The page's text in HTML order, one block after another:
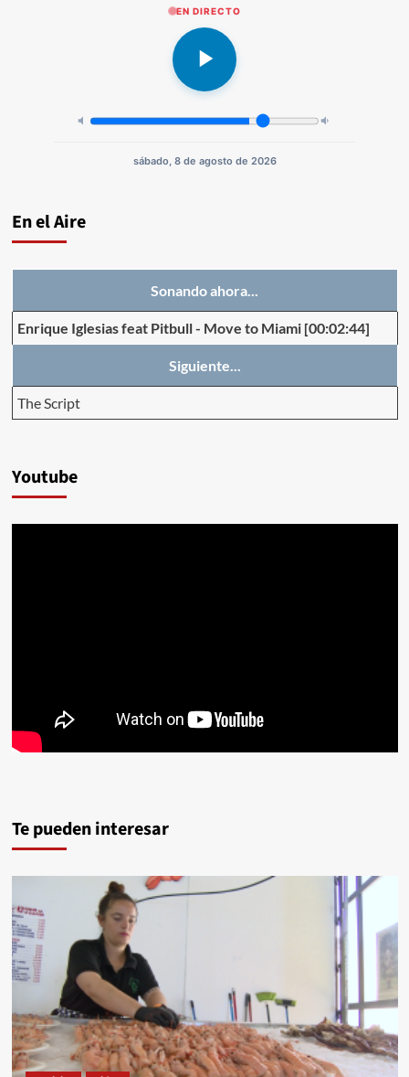
EN DIRECTO
sábado, 8 de agosto de 2026
En el Aire
Sonando ahora...
Enrique Iglesias feat Pitbull- Move to Miami [00:02:44]
Siguiente...
The Script
Youtube
Te pueden interesar